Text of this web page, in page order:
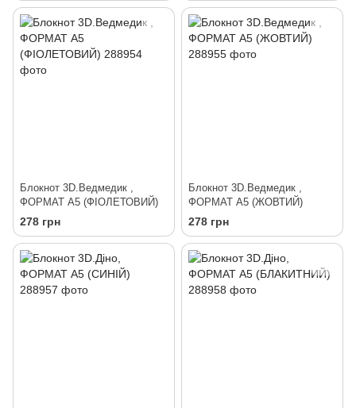
Блокнот 3D.Ведмедик ,
ФОРМАТ А5 (ФІОЛЕТОВИЙ)
278 грн
Блокнот 3D.Ведмедик ,
ФОРМАТ А5 (ЖОВТИЙ)
278 грн